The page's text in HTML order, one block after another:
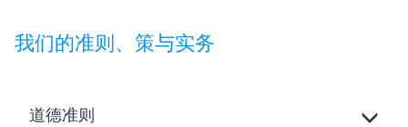
我们的准则、策与实务
道德准则